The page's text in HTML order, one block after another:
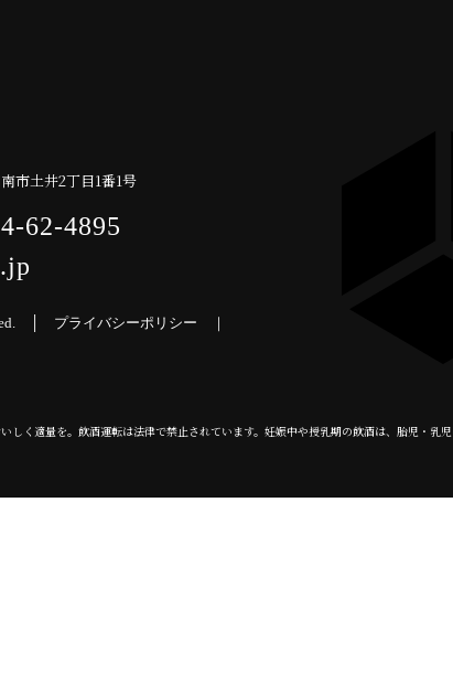
市土井2丁目1番1号
62-4895
│ プライバシーポリシー ｜
しく適量を。飲酒運転は法律で禁止されています。妊娠中や授乳期の飲酒は、胎児・乳